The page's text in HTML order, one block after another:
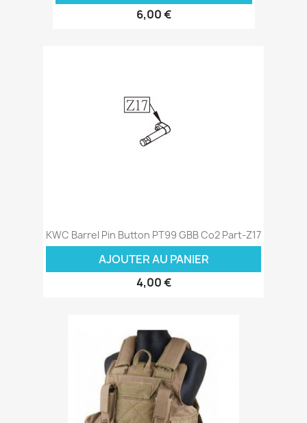
6,00 €
KWC Barrel Pin Button PT99 GBB Co2 Part-Z17
AJOUTER AU PANIER
4,00 €